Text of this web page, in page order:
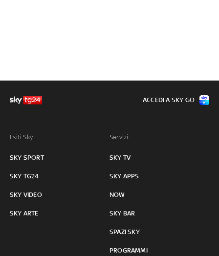
I siti Sky:
SKY SPORT
SKY TG24
SKY VIDEO
SKY ARTE
Servizi:
SKY TV
SKY APPS
NOW
SKY BAR
SPAZI SKY
PROGRAMMI
ACCEDI A SKY GO